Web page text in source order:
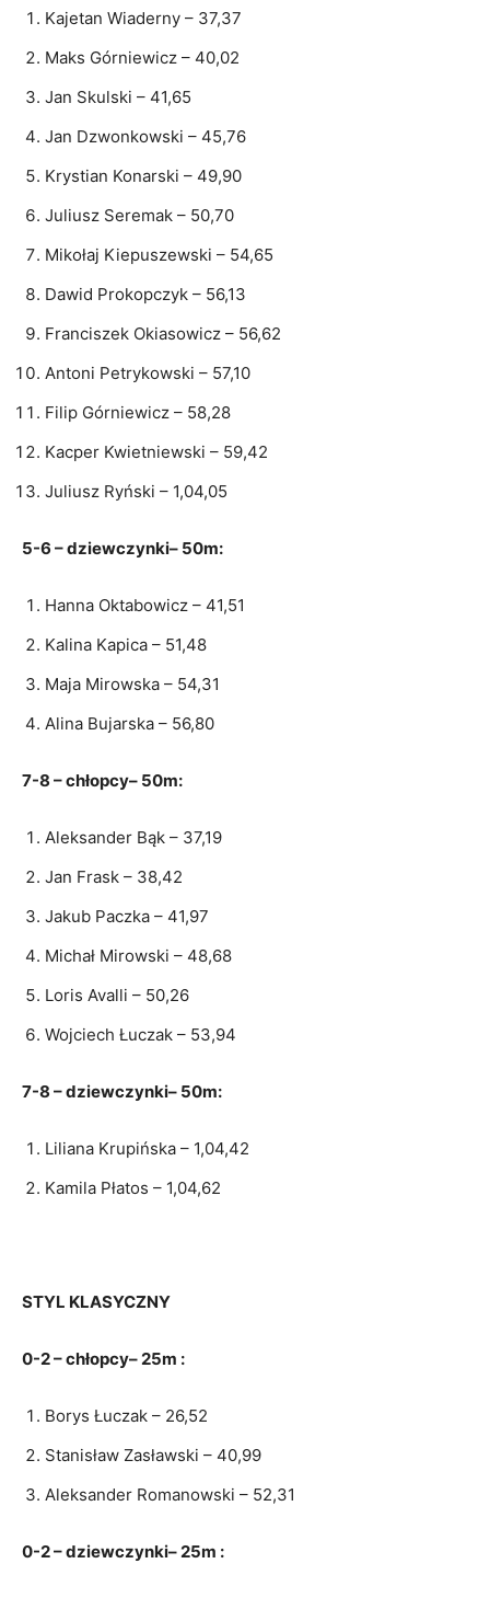
Kajetan Wiaderny – 37,37
Maks Górniewicz – 40,02
Jan Skulski – 41,65
Jan Dzwonkowski – 45,76
Krystian Konarski – 49,90
Juliusz Seremak – 50,70
Mikołaj Kiepuszewski – 54,65
Dawid Prokopczyk – 56,13
Franciszek Okiasowicz – 56,62
Antoni Petrykowski – 57,10
Filip Górniewicz – 58,28
Kacper Kwietniewski – 59,42
Juliusz Ryński – 1,04,05
5-6 – dziewczynki– 50m:
Hanna Oktabowicz – 41,51
Kalina Kapica – 51,48
Maja Mirowska – 54,31
Alina Bujarska – 56,80
7-8 – chłopcy– 50m:
Aleksander Bąk – 37,19
Jan Frask – 38,42
Jakub Paczka – 41,97
Michał Mirowski – 48,68
Loris Avalli – 50,26
Wojciech Łuczak – 53,94
7-8 – dziewczynki– 50m:
Liliana Krupińska – 1,04,42
Kamila Płatos – 1,04,62
STYL KLASYCZNY
0-2 – chłopcy– 25m :
Borys Łuczak – 26,52
Stanisław Zasławski – 40,99
Aleksander Romanowski – 52,31
0-2 – dziewczynki– 25m :